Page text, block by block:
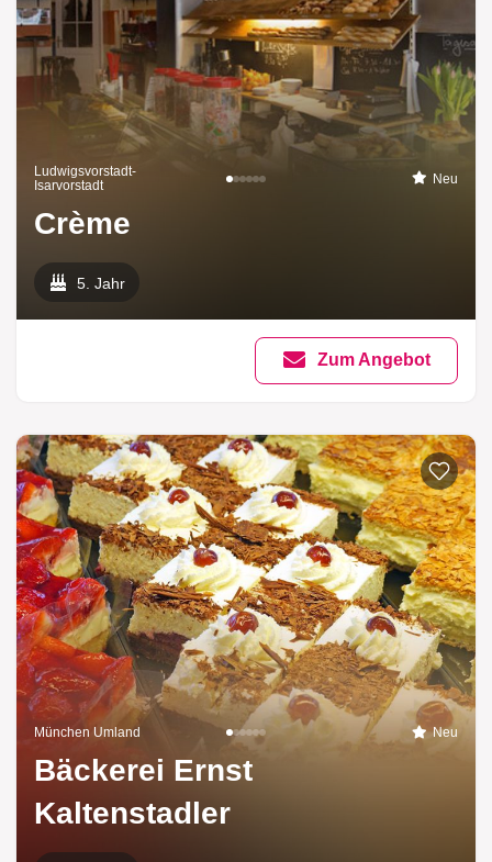
Ludwigsvorstadt-
Isarvorstadt
Neu
Crème
5. Jahr
Zum Angebot
München Umland Neu
Bäckerei Ernst
Kaltenstadler